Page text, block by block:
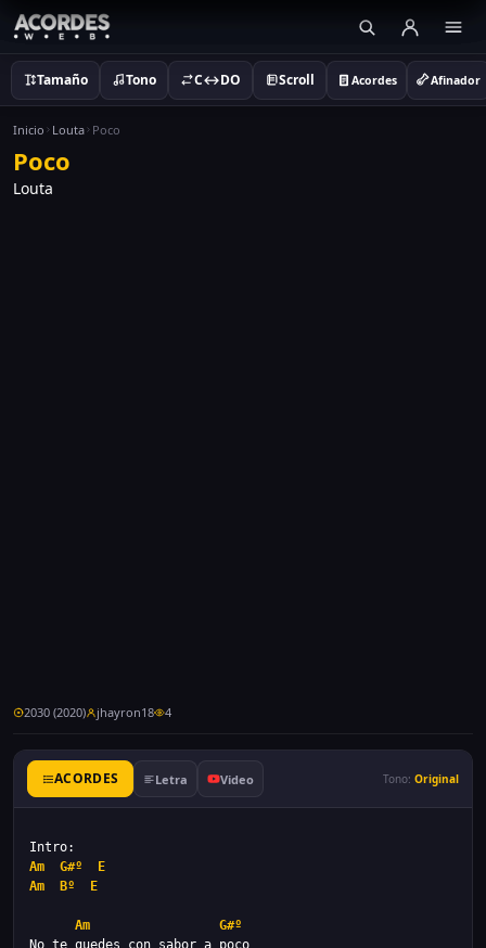
Tamaño Tono C↔DO Scroll Acordes Afinador
Inicio Louta Poco
Poco
Louta
2030 (2020) jhayron18 4
ACORDES Letra Video Tono: Original
Am
G#º
E
Am
Bº E
Am
G#º